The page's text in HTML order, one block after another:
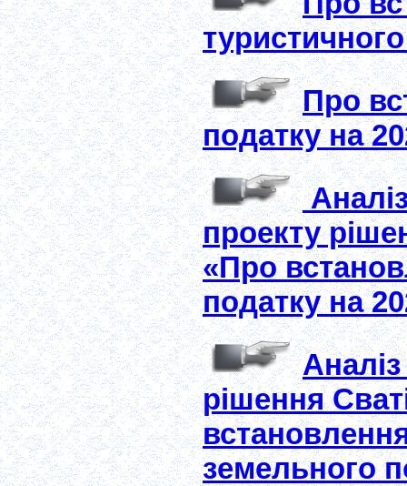
Про
податку на
проекту
«Про
податку на
рішення
земельного